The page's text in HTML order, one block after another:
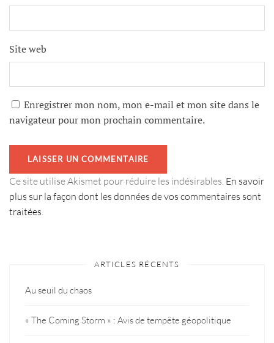
Site web
Enregistrer mon nom, mon e-mail et mon site dans le
navigateur pour mon prochain commentaire.
Ce site utilise Akismet pour réduire les indésirables. En savoir
plus sur la façon dont les données de vos commentaires sont
traitées
ARTICLES RÉCENTS
Au seuil du chaos
« The Coming Storm » : Avis de tempête géopolitique